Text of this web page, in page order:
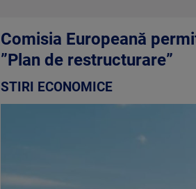
Comisia Europeană
”Plan de restructurare”
STIRI ECONOMICE